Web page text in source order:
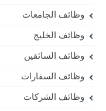
وظائف الجامعات
وظائف الخليج
وظائف السائقين
وظائف السفارات
وظائف الشركات